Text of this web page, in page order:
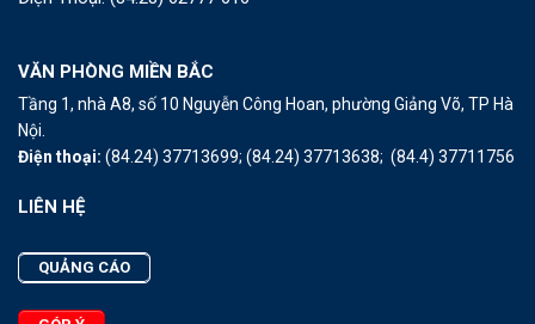
VĂN PHÒNG MIỀN BẮC
Tầng 1, nhà A8, số 10 Nguyễn Công Hoan, phường Giảng Võ, TP Hà
Nội.
Điện thoại: (84.24) 37713699; (84.24) 37713638; (84.4) 37711756
LIÊN HỆ
QUẢNG CÁO